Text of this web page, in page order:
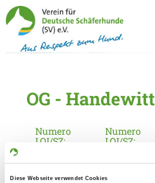
Diese Webseite verwendet Cookies
OG - Handewitt
Numero
LOI/SZ:
Numero
LOI/SZ: